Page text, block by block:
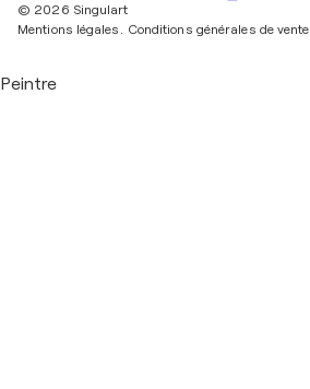
© 2026 Singulart
Mentions légales.
Conditions générales de vente
Peintre